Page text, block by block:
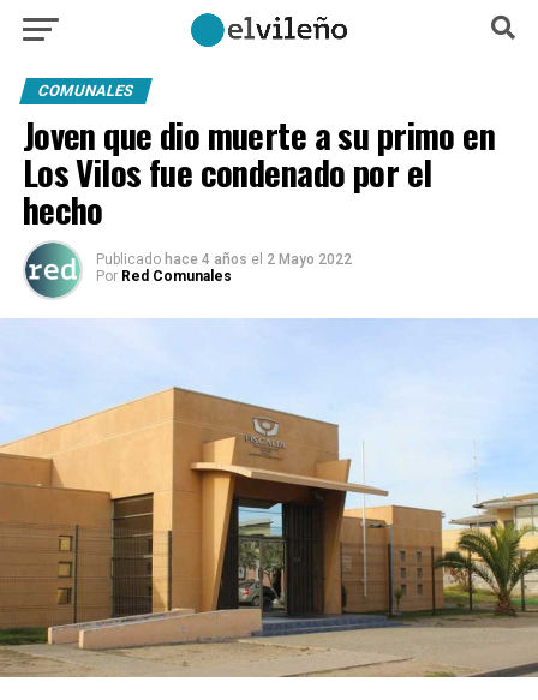
COMUNALES
Joven que dio muerte a su primo en
Los Vilos fue condenado por el
hecho
Publicado hace 4 años el 2 Mayo 2022
Por Red Comunales